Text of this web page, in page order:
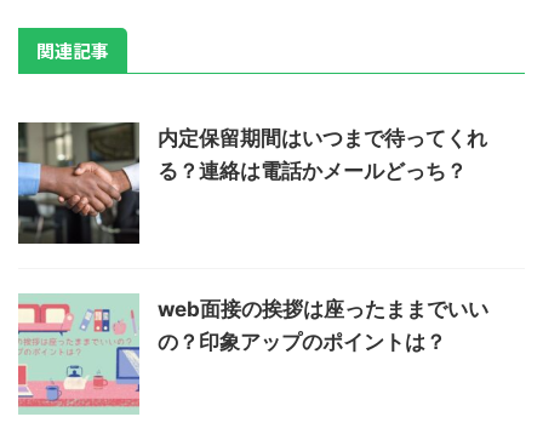
関連記事
内定保留期間はいつまで待ってくれ
る？連絡は電話かメールどっち？
web面接の挨拶は座ったままでいい
の？印象アップのポイントは？